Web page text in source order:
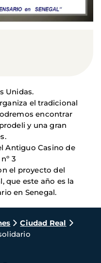
Unidas.
el tradicional
encontrar
y una gran
Antiguo Casino de
3
el proyecto del
que este año es la
en Senegal.
Ciudad Real